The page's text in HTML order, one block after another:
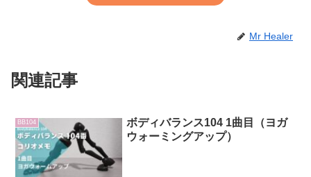
Mr Healer
関連記事
BB104
ボディバランス104 1曲目（ヨガ
ウォーミングアップ）